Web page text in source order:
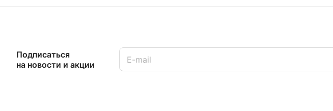
Подписаться
на новости и акции